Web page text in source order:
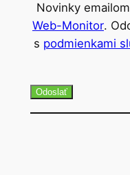
Novinky
Web-Monitor.
s podmienkami
Odoslať